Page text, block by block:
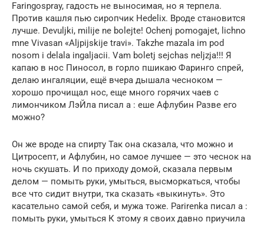
Faringospray, гадость не выносимая, но я терпела.
Против кашля пью сиропчик Hedelix. Вроде становится
лучше. Devuljki, milije ne bolejte! Ochenj pomogajet, lichno
mne Vivasan «Aljpijskije travi». Takzhe mazala im pod
nosom i delala ingaljacii. Vam boletj sejchas neljzja!!! Я
капаю в нос Пиносол, в горло пшикаю Фаринго спрей,
делаю ингаляции, ещё вчера дышала чесноком —
хорошо прочищал нос, еще много горячих чаев с
лимончиком ЛэЙла писал а : еше Афлубин Разве его
можно?
Он же вроде на спирту Так она сказала, что можно и
Цитросепт, и Афлубин, но самое лучшее — это чеснок на
ночь скушать. И по приходу домой, сказала первым
делом — помыть руки, умыться, высморкаться, чтобы
все что сидит внутри, тка сказать «выкинуть». Это
касательно самой себя, и мужа тоже. Parirenka писал а :
помыть руки, умыться К этому я своих давно приучила